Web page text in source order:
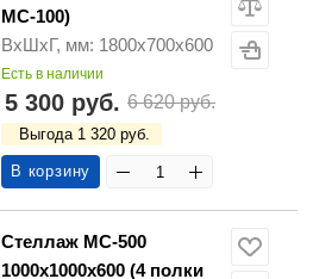
МС-100)
ВхШхГ, мм: 1800х700х600
Есть в наличии
5 300 руб. 6 620 руб.
Выгода 1 320 руб.
В корзину
Стеллаж МС-500
1000х1000х600 (4 полки